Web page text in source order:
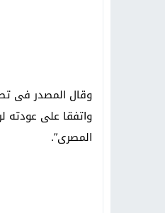
وقال المصدر فى
واتفقا على عودته
المصرى”.